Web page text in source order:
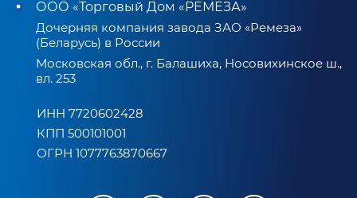
ООО «Торговый Дом «РЕМЕЗА»
Дочерняя компания завода ЗАО «Ремеза»
(Беларусь) в России
Московская обл., г. Балашиха, Носовихинское ш.,
вл. 253
ИНН 7720602428
КПП 500101001
ОГРН 1077763870667